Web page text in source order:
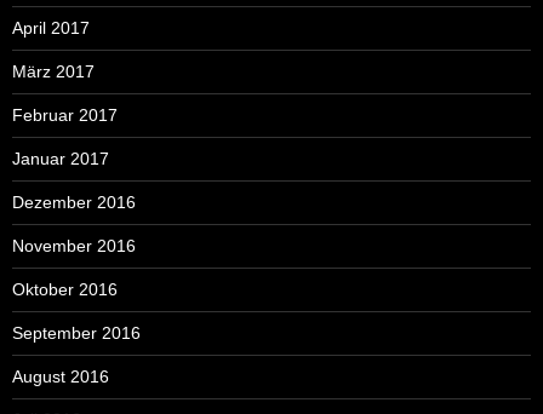
April 2017
März 2017
Februar 2017
Januar 2017
Dezember 2016
November 2016
Oktober 2016
September 2016
August 2016